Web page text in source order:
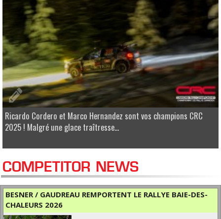
Ricardo Cordero et Marco Hernandez sont vos champions CRC
2025 ! Malgré une glace traîtresse...
COMPETITOR NEWS
BESNER / GAUDREAU REMPORTENT LE RALLYE BAIE-DES-
CHALEURS 2026